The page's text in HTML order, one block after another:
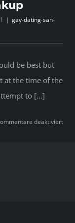
| gay-dating-san-
be best but
at the time of the
to [...]
deaktiviertfür